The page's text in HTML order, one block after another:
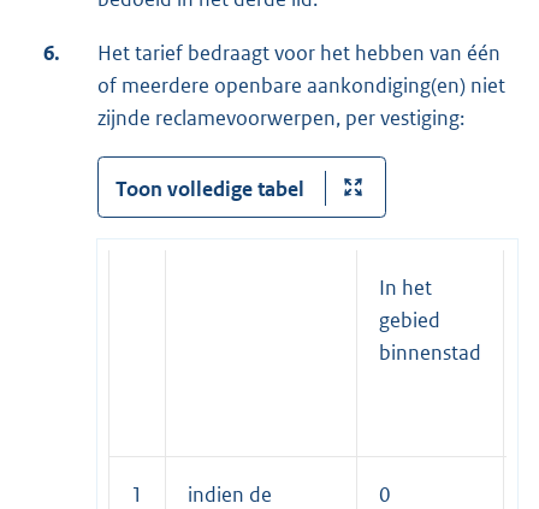
6.
Het tarief bedraagt voor het hebben van één
of meerdere openbare aankondiging(en) niet
zijnde reclamevoorwerpen, per vestiging:
Toon volledige tabel
In het
gebied
binnenstad
1
indien de
0